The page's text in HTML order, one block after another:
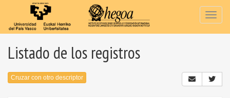
Listado de los registros
Cruzar con otro descriptor